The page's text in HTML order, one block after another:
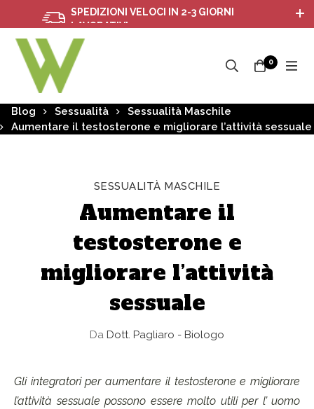
SPEDIZIONI VELOCI IN 2-3 GIORNI
LAVORATIVI
0
Blog Sessualità
Sessualità Maschile
Aumentare il testosterone e migliorare l’attività sessuale
SESSUALITÀ MASCHILE
Aumentare il
testosterone e
migliorare l’attività
sessuale
Da Dott. Pagliaro - Biologo
Gli integratori per aumentare il testosterone e migliorare
l’attività sessuale possono essere molto utili per l’ uomo